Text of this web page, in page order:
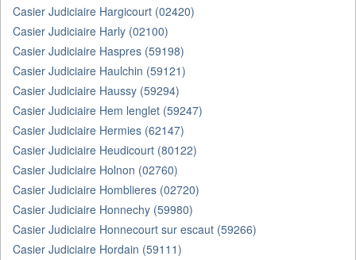
Casier Judiciaire Hargicourt (02420)
Casier Judiciaire Harly (02100)
Casier Judiciaire Haspres (59198)
Casier Judiciaire Haulchin (59121)
Casier Judiciaire Haussy (59294)
Casier Judiciaire Hem lenglet (59247)
Casier Judiciaire Hermies (62147)
Casier Judiciaire Heudicourt (80122)
Casier Judiciaire Holnon (02760)
Casier Judiciaire Homblieres (02720)
Casier Judiciaire Honnechy (59980)
Casier Judiciaire Honnecourt sur escaut (59266)
Casier Judiciaire Hordain (59111)